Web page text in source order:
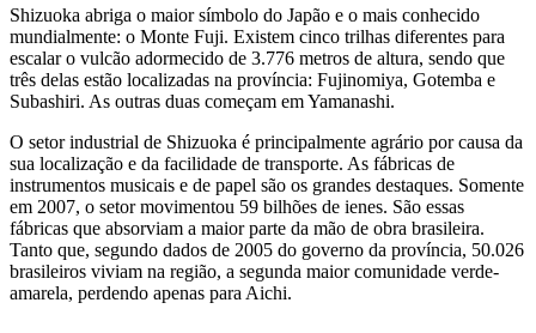
Shizuoka abriga o maior símbolo do Japão e o mais conhecido
mundialmente: o Monte Fuji. Existem cinco trilhas diferentes para
escalar o vulcão adormecido de 3.776 metros de altura, sendo que
três delas estão localizadas na província: Fujinomiya, Gotemba e
Subashiri. As outras duas começam em Yamanashi.
O setor industrial de Shizuoka é principalmente agrário por causa da
sua localização e da facilidade de transporte. As fábricas de
instrumentos musicais e de papel são os grandes destaques. Somente
em 2007, o setor movimentou 59 bilhões de ienes. São essas
fábricas que absorviam a maior parte da mão de obra brasileira.
Tanto que, segundo dados de 2005 do governo da província, 50.026
brasileiros viviam na região, a segunda maior comunidade verde-
amarela, perdendo apenas para Aichi.